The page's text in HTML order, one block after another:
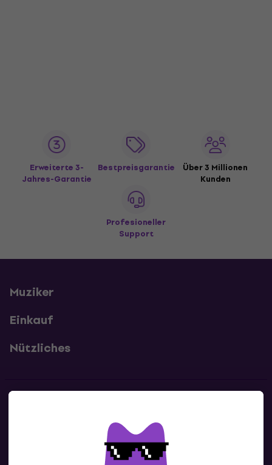
Erweiterte 3-
Jahres-Garantie
Bestpreisgarantie
Über 3 Millionen
Kunden
Profesioneller
Support
Muziker
Einkauf
Nützliches
Kontaktiere uns